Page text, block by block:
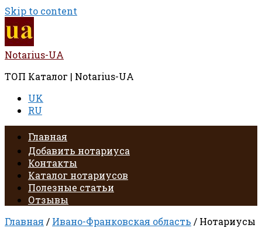
Skip to content
Notarius-UA
ТОП Каталог | Notarius-UA
UK
RU
Главная
Добавить нотариуса
Контакты
Каталог нотариусов
Полезные статьи
Отзывы
Главная / Ивано-Франковская область / Нотариусы